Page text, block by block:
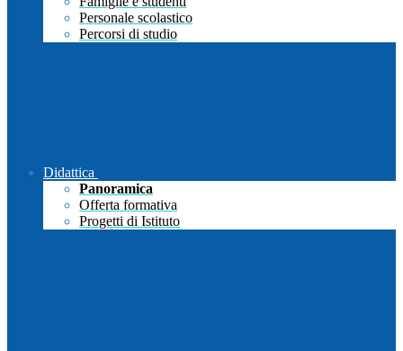
Personale scolastico
Percorsi di studio
Didattica
Panoramica
Offerta formativa
Progetti di Istituto